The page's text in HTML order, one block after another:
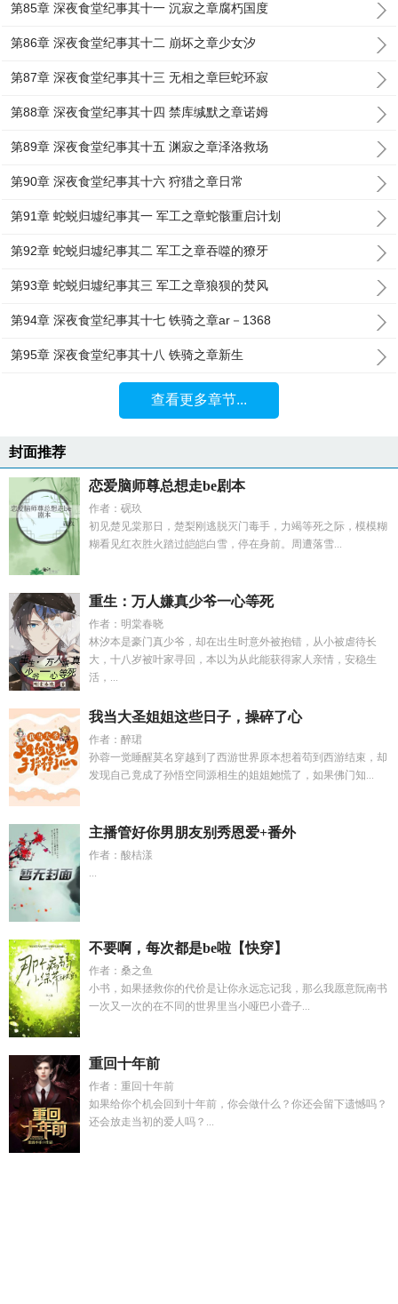
第85章 深夜食堂纪事其十一 沉寂之章腐朽国度
第86章 深夜食堂纪事其十二 崩坏之章少女汐
第87章 深夜食堂纪事其十三 无相之章巨蛇环寂
第88章 深夜食堂纪事其十四 禁库缄默之章诺姆
第89章 深夜食堂纪事其十五 渊寂之章泽洛救场
第90章 深夜食堂纪事其十六 狩猎之章日常
第91章 蛇蜕归墟纪事其一 军工之章蛇骸重启计划
第92章 蛇蜕归墟纪事其二 军工之章吞噬的獠牙
第93章 蛇蜕归墟纪事其三 军工之章狼狈的焚风
第94章 深夜食堂纪事其十七 铁骑之章ar－1368
第95章 深夜食堂纪事其十八 铁骑之章新生
查看更多章节...
封面推荐
恋爱脑师尊总想走be剧本
作者：砚玖
初见楚见棠那日，楚梨刚逃脱灭门毒手，力竭等死之际，模模糊
糊看见红衣胜火踏过皑皑白雪，停在身前。周遭落雪...
重生：万人嫌真少爷一心等死
作者：明棠春晓
林汐本是豪门真少爷，却在出生时意外被抱错，从小被虐待长
大，十八岁被叶家寻回，本以为从此能获得家人亲情，安稳生
活，...
我当大圣姐姐这些日子，操碎了心
作者：醉珺
孙蓉一觉睡醒莫名穿越到了西游世界原本想着苟到西游结束，却
发现自己竟成了孙悟空同源相生的姐姐她慌了，如果佛门知...
主播管好你男朋友别秀恩爱+番外
作者：酸桔漾
...
不要啊，每次都是be啦【快穿】
作者：桑之鱼
小书，如果拯救你的代价是让你永远忘记我，那么我愿意阮南书
一次又一次的在不同的世界里当小哑巴小聋子...
重回十年前
作者：重回十年前
如果给你个机会回到十年前，你会做什么？你还会留下遗憾吗？
还会放走当初的爱人吗？...